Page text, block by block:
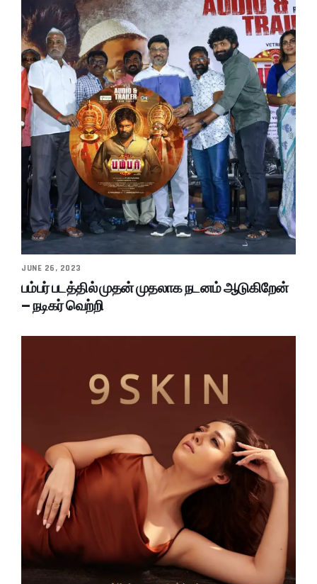
JUNE 26, 2023
பம்பர் படத்தில் முதன் முதலாக நடனம் ஆடுகிறேன்
– நடிகர் வெற்றி